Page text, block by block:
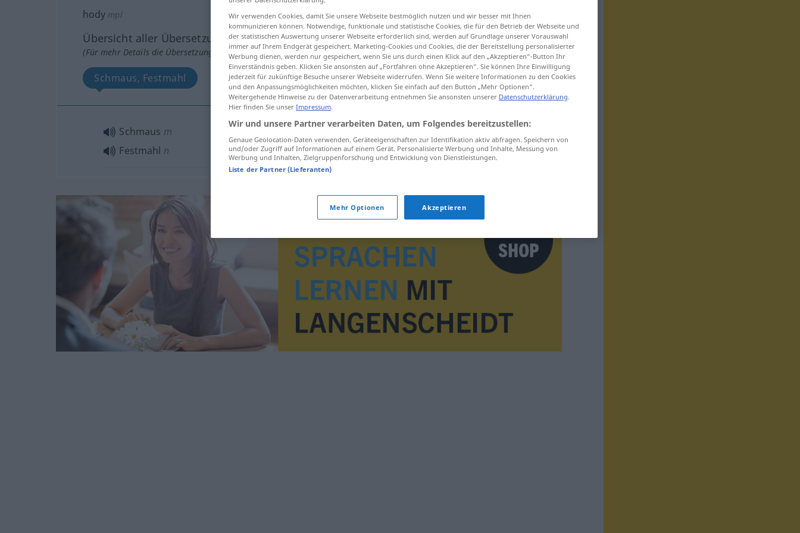
hodympl
Übersicht aller Übersetzungen
(Für mehr Details die Übersetzung anklicken/antippen)
Schmaus, Festmahl
Schmaus m
Festmahl n
Wir verwenden Cookies, damit Sie unsere Webseite bestmöglich nutzen und wir besser mit Ihnen
kommunizieren können. Notwendige, funktionale und statistische Cookies, die für den Betrieb der Webseite und
der statistischen Auswertung unserer Webseite erforderlich sind, werden auf Grundlage unserer Vorauswahl
immer auf Ihrem Endgerät gespeichert. Marketing-Cookies und Cookies, die der Bereitstellung personalisierter
Werbung dienen, werden nur gespeichert, wenn Sie uns durch einen Klick auf den „Akzeptieren“-Button Ihr
Einverständnis geben. Klicken Sie ansonsten auf „Fortfahren ohne Akzeptieren“. Sie können Ihre Einwilligung
jederzeit für zukünftige Besuche unserer Webseite widerrufen. Wenn Sie weitere Informationen zu den Cookies
und den Anpassungsmöglichkeiten möchten, klicken Sie einfach auf den Button „Mehr Optionen“.
Weitergehende Hinweise zu der Datenverarbeitung entnehmen Sie ansonsten unserer Datenschutzerklärung.
Hier finden Sie unser Impressum.
Wir und unsere Partner verarbeiten Daten, um Folgendes bereitzustellen:
Genaue Geolocation-Daten verwenden. Geräteeigenschaften zur Identifikation aktiv abfragen. Speichern von
und/oder Zugriff auf Informationen auf einem Gerät. Personalisierte Werbung und Inhalte, Messung von
Werbung und Inhalten, Zielgruppenforschung und Entwicklung von Dienstleistungen.
Liste der Partner (Lieferanten)
Mehr Optionen Akzeptieren